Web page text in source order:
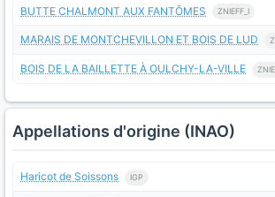
BUTTE CHALMONT AUX FANTÔMES ZNIEFF_I
MARAIS DE MONTCHEVILLON ET BOIS DE LUD
BOIS DE LA BAILLETTE À OULCHY-LA-VILLE
Appellations d'origine (INAO)
Haricot de Soissons IGP